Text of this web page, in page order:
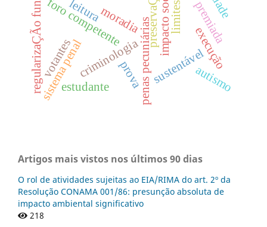
penas pecuniárias
preservaÇÃo
criminologia sustentável
leitura
regularizaÇÃo fundiÁria moradia
execução
foro competente
sistema penal
impacto sociallimites
prova
estudante autismo
votantes
Artigos mais vistos nos últimos 90 dias
O rol de atividades sujeitas ao EIA/RIMA do art. 2º da
Resolução CONAMA 001/86: presunção absoluta de
impacto ambiental significativo
218